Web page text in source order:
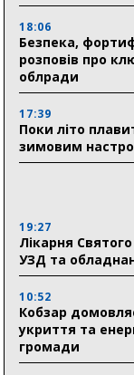
18:06
Безпека,
розповів про
облради
17:39
Поки літо
зимовим
19:27
Лікарня
УЗД та
10:52
Кобзар
укриття та
громади